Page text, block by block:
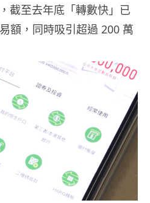
截至去年底「轉數快」已
額，同時吸引超過 200 萬